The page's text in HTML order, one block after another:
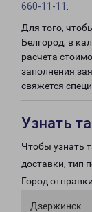
660-11-11
Для того,
Белгород, в
расчета
заполнения
свяжется
Узнать
Чтобы узнать
доставки, тип
Город отправки
Дзержинск